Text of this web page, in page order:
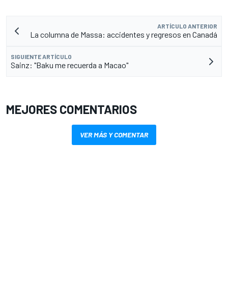
ARTÍCULO ANTERIOR
La columna de Massa: accidentes y regresos en Canadá
SIGUIENTE ARTÍCULO
Sainz: "Baku me recuerda a Macao"
MEJORES COMENTARIOS
VER MÁS Y COMENTAR